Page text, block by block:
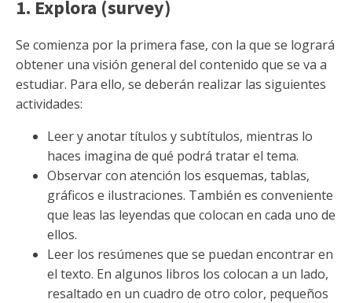
1. Explora (survey)
Se comienza por la primera fase, con la que se logrará
obtener una visión general del contenido que se va a
estudiar. Para ello, se deberán realizar las siguientes
actividades:
Leer y anotar títulos y subtítulos, mientras lo
haces imagina de qué podrá tratar el tema.
Observar con atención los esquemas, tablas,
gráficos e ilustraciones. También es conveniente
que leas las leyendas que colocan en cada uno de
ellos.
Leer los resúmenes que se puedan encontrar en
el texto. En algunos libros los colocan a un lado,
resaltado en un cuadro de otro color, pequeños